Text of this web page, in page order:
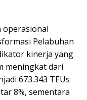
operasional
Pelabuhan
kinerja yang
meningkat dari
673.343 TEUs
8%, sementara